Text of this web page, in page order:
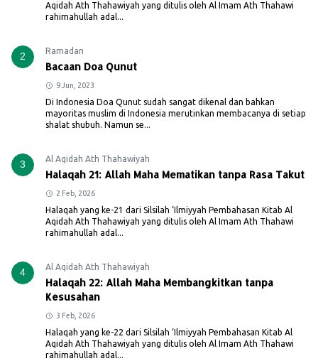
Aqidah Ath Thahawiyah yang ditulis oleh Al Imam Ath Thahawi
rahimahullah adal...
2 Ramadan
Bacaan Doa Qunut
9 Jun, 2023
Di Indonesia Doa Qunut sudah sangat dikenal dan bahkan
mayoritas muslim di Indonesia merutinkan membacanya di setiap
shalat shubuh. Namun se...
3 Al Aqidah Ath Thahawiyah
Halaqah 21: Allah Maha Mematikan tanpa Rasa Takut
2 Feb, 2026
Halaqah yang ke-21 dari Silsilah ‘Ilmiyyah Pembahasan Kitab Al
Aqidah Ath Thahawiyah yang ditulis oleh Al Imam Ath Thahawi
rahimahullah adal...
4 Al Aqidah Ath Thahawiyah
Halaqah 22: Allah Maha Membangkitkan tanpa
Kesusahan
3 Feb, 2026
Halaqah yang ke-22 dari Silsilah ‘Ilmiyyah Pembahasan Kitab Al
Aqidah Ath Thahawiyah yang ditulis oleh Al Imam Ath Thahawi
rahimahullah adal...